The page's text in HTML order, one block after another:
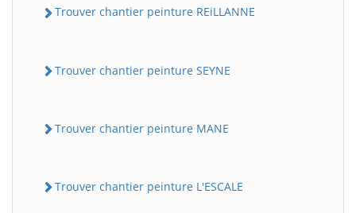
Trouver chantier peinture REiLLANNE
Trouver chantier peinture SEYNE
Trouver chantier peinture MANE
Trouver chantier peinture L'ESCALE